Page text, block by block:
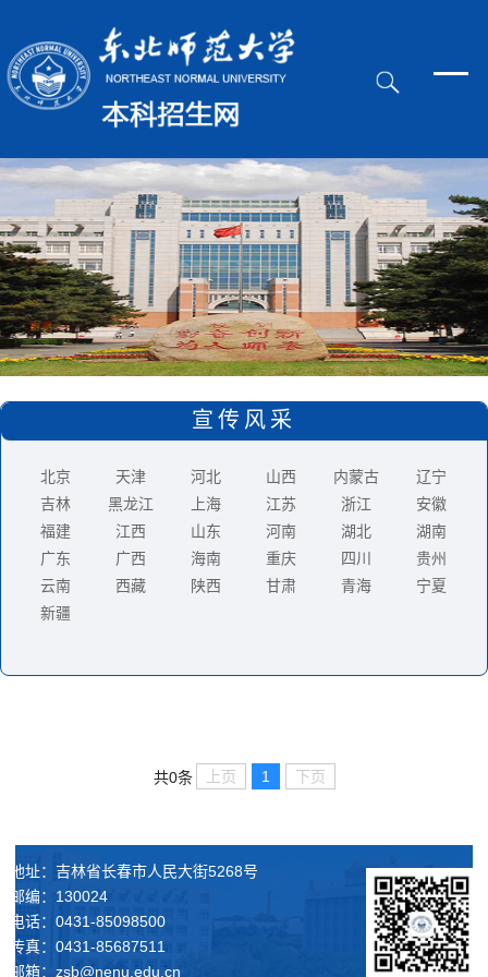
宣传风采
北京 天津 河北 山西 内蒙古
辽宁
吉林
黑龙江 上海 江苏 浙江
安徽
福建
江西 山东 河南 湖北
湖南
广东
广西 海南 重庆 四川
贵州
云南
西藏 陕西 甘肃 青海
宁夏
新疆
共0条 上页 1 下页
地址：吉林省长春市人民大街5268号
邮编：130024
电话：0431-85098500
传真：0431-85687511
邮箱：zsb@nenu.edu.cn